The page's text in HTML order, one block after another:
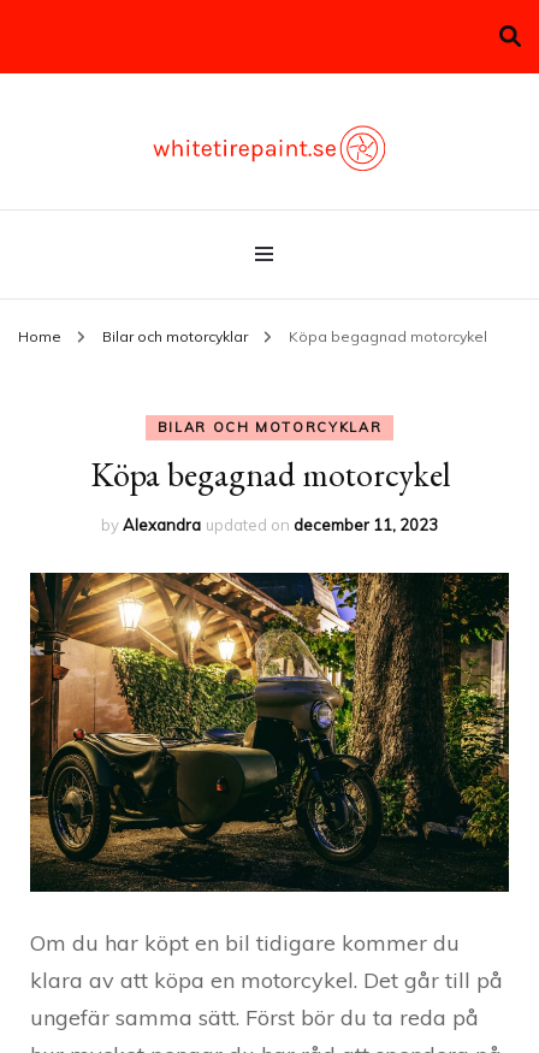
whitetirepaint.se
Home Bilar och motorcyklar Köpa begagnad motorcykel
BILAR OCH MOTORCYKLAR
Köpa begagnad motorcykel
byAlexandra updated on december 11, 2023
Om du har köpt en bil tidigare kommer du
klara av att köpa en motorcykel. Det går till på
ungefär samma sätt. Först bör du ta reda på